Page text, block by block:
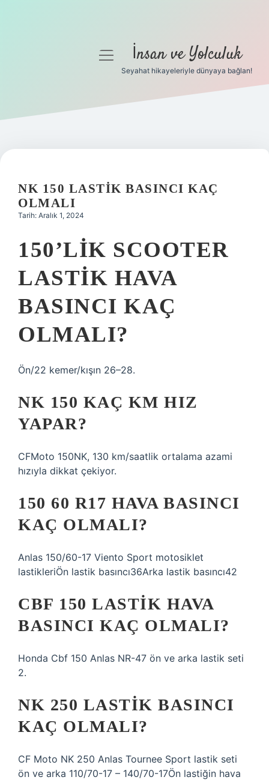
Gizlilik Politikası
Yasal Uyarı
menüyü İnsan ve Yolculuk
Seyahat hikayeleriyle dünyaya bağlan!
NK 150 LASTIK BASINCI KAÇ
OLMALI
Tarih: Aralık 1, 2024
150’LIK SCOOTER
LASTIK HAVA
BASINCI KAÇ
OLMALI?
Ön/22 kemer/kışın 26–28.
NK 150 KAÇ KM HIZ
YAPAR?
CFMoto 150NK, 130 km/saatlik ortalama azami
hızıyla dikkat çekiyor.
150 60 R17 HAVA BASINCI
KAÇ OLMALI?
Anlas 150/60-17 Viento Sport motosiklet
lastikleriÖn lastik basıncı36Arka lastik basıncı42
CBF 150 LASTIK HAVA
BASINCI KAÇ OLMALI?
Honda Cbf 150 Anlas NR-47 ön ve arka lastik seti
2.
NK 250 LASTIK BASINCI
KAÇ OLMALI?
CF Moto NK 250 Anlas Tournee Sport lastik seti
ön ve arka 110/70-17 – 140/70-17Ön lastiğin hava